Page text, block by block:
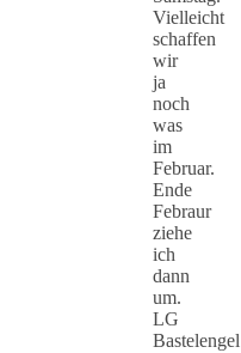
Vielleicht
schaffen
wir
ja
noch
was
im
Februar.
Ende
Febraur
ziehe
ich
dann
um.
LG
Bastelengel